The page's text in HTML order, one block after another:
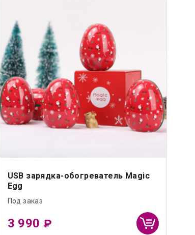
USB зарядка-обогреватель Magic
Egg
Под заказ
3 990₽